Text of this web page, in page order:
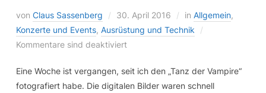
von Claus Sassenberg 30. April 2016 in Allgemein,
Konzerte und Events, Ausrüstung und Technik
Kommentare sind deaktiviert
Eine Woche ist vergangen, seit ich den „Tanz der Vampire“
fotografiert habe. Die digitalen Bilder waren schnell